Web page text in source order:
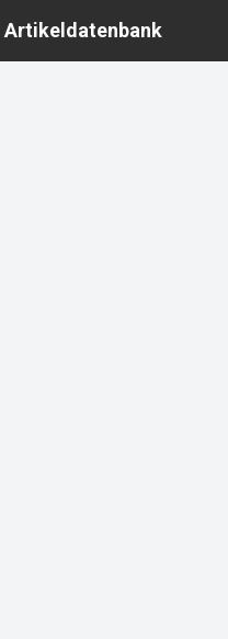
Artikeldatenbank